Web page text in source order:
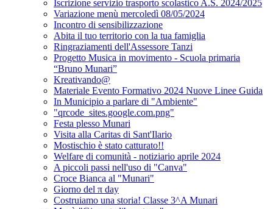
Iscrizione servizio trasporto scolastico A.S. 2024/2025
Variazione menù mercoledì 08/05/2024
Incontro di sensibilizzazione
Abita il tuo territorio con la tua famiglia
Ringraziamenti dell'Assessore Tanzi
Progetto Musica in movimento - Scuola primaria
“Bruno Munari”
Kreativando@
Materiale Evento Formativo 2024 Nuove Linee Guida
In Municipio a parlare di "Ambiente"
"qrcode_sites.google.com.png"
Festa plesso Munari
Visita alla Caritas di Sant'Ilario
Mostischio è stato catturato!!
Welfare di comunità - notiziario aprile 2024
A piccoli passi nell'uso di "Canva"
Croce Bianca al "Munari"
Giorno del π day
Costruiamo una storia! Classe 3^A Munari